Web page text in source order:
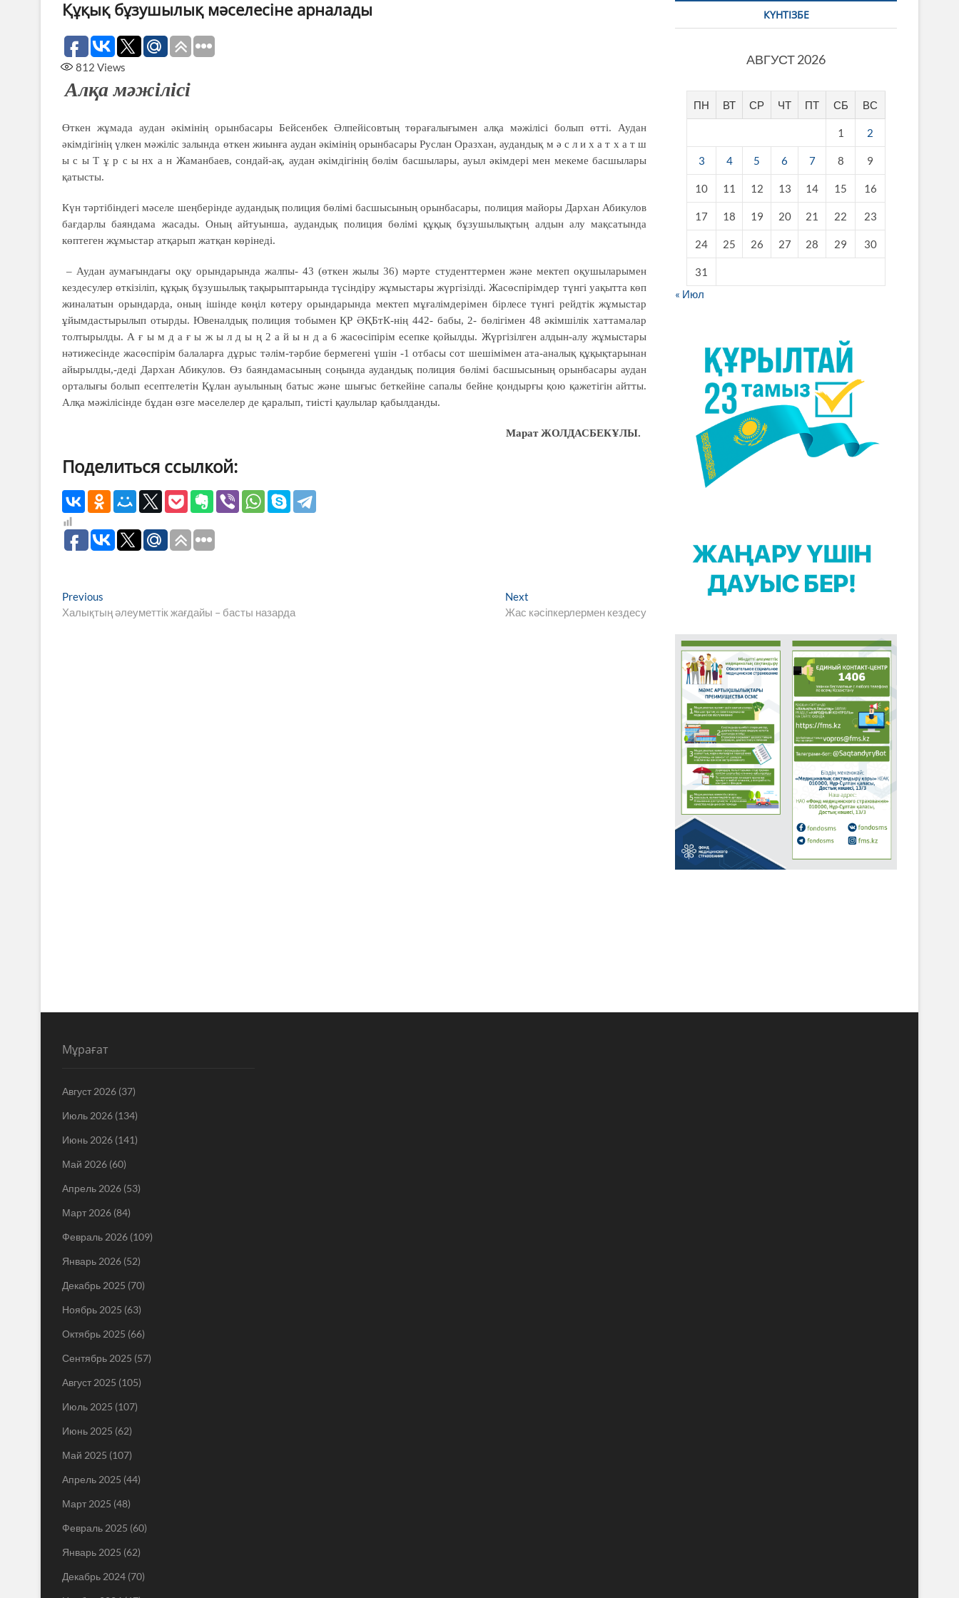
Құқық бұзушылық мәселесіне арналады
812 Views
Алқа мәжілісі
Өткен жұмада аудан әкімінің орынбасары Бейсенбек Әлпейісовтың төрағалығымен алқа мәжілісі болып өтті. Аудан
әкімдігінің үлкен мәжіліс залында өткен жиынға аудан әкімінің орынбасары Руслан Оразхан, аудандық м ә с л и х а т х а т ш
ы с ы Т ұ р с ы нх а н Жаманбаев, сондай-ақ, аудан әкімдігінің бөлім басшылары, ауыл әкімдері мен мекеме басшылары
қатысты.
Күн тәртібіндегі мәселе шеңберінде аудандық полиция бөлімі басшысының орынбасары, полиция майоры Дархан Абикулов
бағдарлы баяндама жасады. Оның айтуынша, аудандық полиция бөлімі құқық бұзушылықтың алдын алу мақсатында
көптеген жұмыстар атқарып жатқан көрінеді.
– Аудан аумағындағы оқу орындарында жалпы- 43 (өткен жылы 36) мәрте студенттермен және мектеп оқушыларымен
кездесулер өткізіліп, құқық бұзушылық тақырыптарында түсіндіру жұмыстары жүргізілді. Жасөспірімдер түнгі уақытта көп
жиналатын орындарда, оның ішінде көңіл көтеру орындарында мектеп мұғалімдерімен бірлесе түнгі рейдтік жұмыстар
ұйымдастырылып отырды. Ювеналдық полиция тобымен ҚР ӘҚБтК-нің 442- бабы, 2- бөлігімен 48 әкімшілік хаттамалар
толтырылды. А ғ ы м д а ғ ы ж ы л д ы ң 2 а й ы н д а 6 жасөсіпірім есепке қойылды. Жүргізілген алдын-алу жұмыстары
нәтижесінде жасөспірім балаларға дұрыс тәлім-тәрбие бермегені үшін -1 отбасы сот шешімімен ата-аналық құқықтарынан
айырылды,-деді Дархан Абикулов. Өз баяндамасының соңында аудандық полиция бөлімі басшысының орынбасары аудан
орталығы болып есептелетін Құлан ауылының батыс және шығыс беткейіне сапалы бейне қондырғы қою қажетігін айтты.
Алқа мәжілісінде бұдан өзге мәселелер де қаралып, тиісті қаулылар қабылданды.
Марат ЖОЛДАСБЕКҰЛЫ.
Поделиться ссылкой:
Навигация
по
Previous
post:
Халықтың әлеуметтік жағдайы – басты назарда
Next
post:
Жас кәсіпкерлермен кездесу
КҮНТІЗБЕ
АВГУСТ 2026
ПН ВТ СР ЧТ ПТ СБ ВС
1 2
3 4 5 6 7 8 9
10 11 12 13 14 15 16
17 18 19 20 21 22 23
24 25 26 27 28 29 30
31
« Июл
Мұрағат
Август 2026 (37)
Июль 2026 (134)
Июнь 2026 (141)
Май 2026 (60)
Апрель 2026 (53)
Март 2026 (84)
Февраль 2026 (109)
Январь 2026 (52)
Декабрь 2025 (70)
Ноябрь 2025 (63)
Октябрь 2025 (66)
Сентябрь 2025 (57)
Август 2025 (105)
Июль 2025 (107)
Июнь 2025 (62)
Май 2025 (107)
Апрель 2025 (44)
Март 2025 (48)
Февраль 2025 (60)
Январь 2025 (62)
Декабрь 2024 (70)